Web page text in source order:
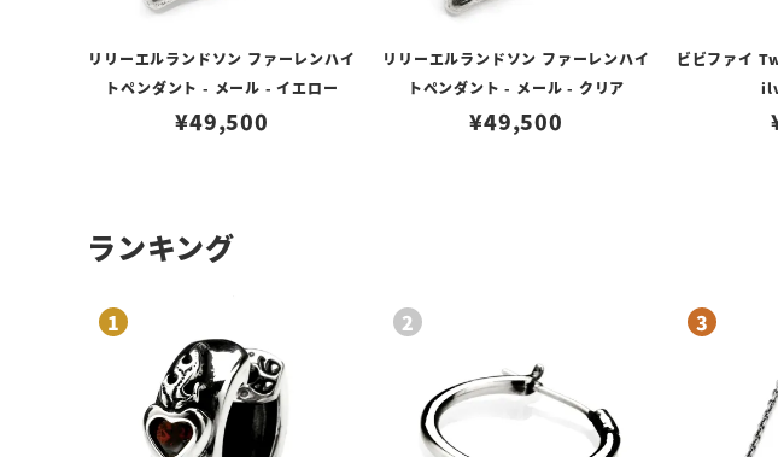
リリーエルランドソン ファーレンハイ
トペンダント - メール - イエロー
¥49,500
リリーエルランドソン ファーレンハイ
トペンダント - メール - クリア
¥49,500
ビビファイ
ランキング